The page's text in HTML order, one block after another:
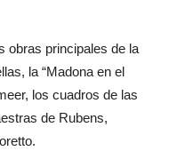
obras principales de la
la “Madona en el
los cuadros de las
de Rubens,